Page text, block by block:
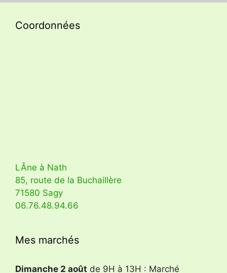
Coordonnées
LÂne à Nath
85, route de la Buchaillère
71580 Sagy
06.76.48.94.66
Mes marchés
Dimanche 2 août de 9H à 13H : Marché